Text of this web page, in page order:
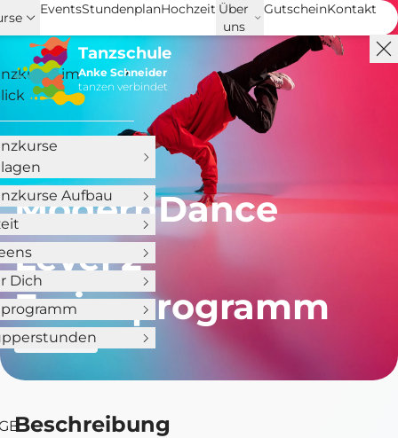
Tanzschule
Anke Schneider
tanzen verbindet
EventsStundenplanHochzeit Über
uns
GutscheinKontakt
im
Aufbau
Dich
ModernDance
Level 2
Ferienprogramm
ab 11 Jahre
Beschreibung